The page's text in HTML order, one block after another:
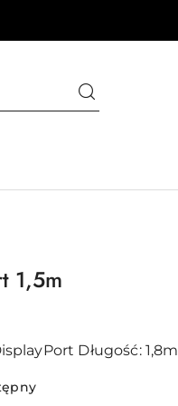
1,5m
Długość: 1,8m